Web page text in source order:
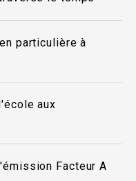
particulière à
aux
Facteur A